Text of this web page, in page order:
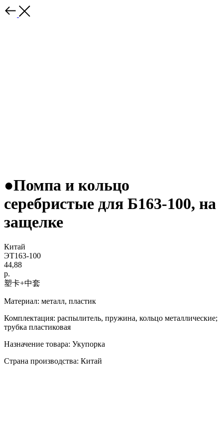
●Помпа и кольцо
серебристые для Б163-100, на
защелке
Китай
ЭТ163-100
44,88
р.
塑卡+中套
Материал: металл, пластик
Комплектация: распылитель, пружина, кольцо металлические;
трубка пластиковая
Назначение товара: Укупорка
Страна производства: Китай